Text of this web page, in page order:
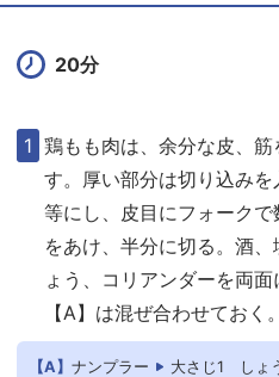
20分
鶏もも肉は、余分な皮、筋
す。厚い部分は切り込みを
等にし、皮目にフォークで
をあけ、半分に切る。酒、
ょう、コリアンダーを両面
【A】は混ぜ合わせておく。
【A】 ナンプラー 大さじ1 しょ